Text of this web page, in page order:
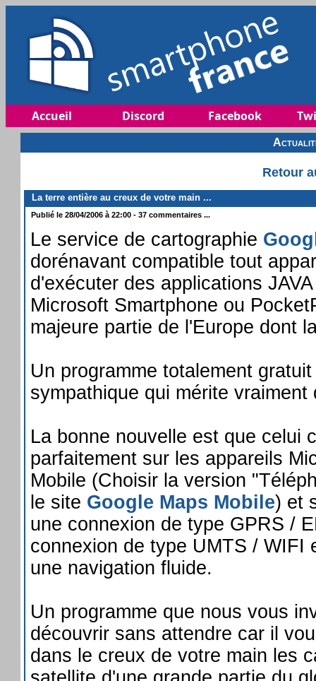
Accueil Discord Facebook
Retour
La terre entière au creux de votre main ...
Publié le 28/04/2006 à 22:00 - 37 commentaires ...
Le service de cartographie
dorénavant compatible tout
d'exécuter des applications
Microsoft Smartphone ou
majeure partie de l'Europe dont
Un programme totalement
sympathique qui mérite vraiment
La bonne nouvelle est que celui
parfaitement sur les appareils
Mobile (Choisir la version
le site Google Maps Mobile) et
une connexion de type GPRS /
connexion de type UMTS / WIFI
une navigation fluide.
Un programme que nous vous
découvrir sans attendre car il
dans le creux de votre main les